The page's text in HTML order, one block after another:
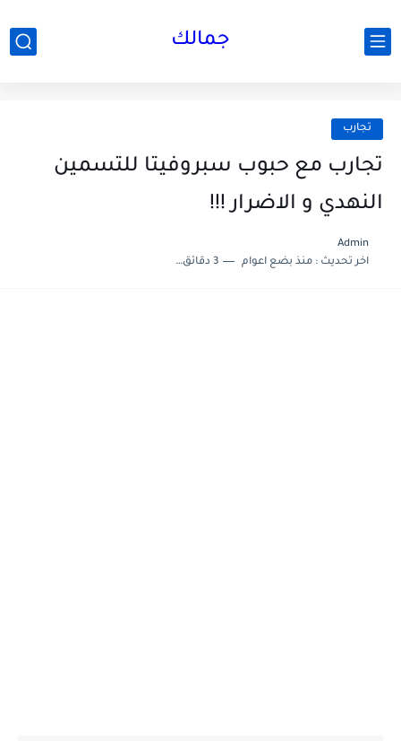
جمالك
تجارب
تجارب مع حبوب سبروفيتا للتسمين
النهدي و الاضرار !!!
Admin
اخر تحديث :منذ بضع اعوام 3 دقائق للقراءة